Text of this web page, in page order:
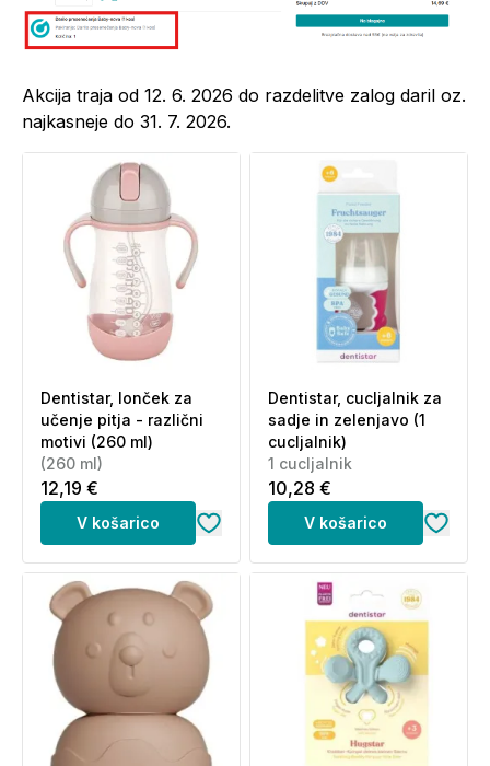
Akcija traja od 12. 6. 2026 do razdelitve zalog daril oz.
najkasneje do 31. 7. 2026.
Dentistar, lonček za
učenje pitja - različni
motivi (260 ml)
(260 ml)
12,19 €
V košarico
Dentistar, cucljalnik za
sadje in zelenjavo (1
cucljalnik)
1 cucljalnik
10,28 €
V košarico